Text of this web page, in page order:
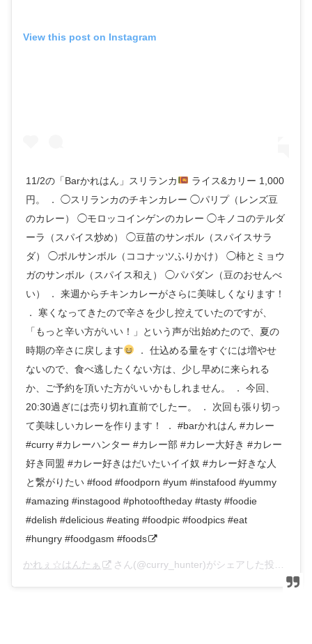
View this post on Instagram
11/2の「Barかれはん」スリランカ
ライス&カリー 1,000
円。 ． ◯スリランカのチキンカレー ◯パリプ（レンズ豆
のカレー） ◯モロッコインゲンのカレー ◯キノコのテルダ
ーラ（スパイス炒め） ◯豆苗のサンボル（スパイスサラ
ダ） ◯ポルサンボル（ココナッツふりかけ） ◯柿とミョウ
ガのサンボル（スパイス和え） ◯パパダン（豆のおせんべ
い） ． 来週からチキンカレーがさらに美味しくなります！
． 寒くなってきたので辛さを少し控えていたのですが、
「もっと辛い方がいい！」という声が出始めたので、夏の
時期の辛さに戻します
． 仕込める量をすぐには増やせ
ないので、食べ逃したくない方は、少し早めに来られる
か、ご予約を頂いた方がいいかもしれません。 ． 今回、
20:30過ぎには売り切れ直前でしたー。 ． 次回も張り切っ
て美味しいカレーを作ります！ ． #barかれはん #カレー
#curry #カレーハンター #カレー部 #カレー大好き #カレー
好き同盟 #カレー好きはだいたいイイ奴 #カレー好きな人
と繋がりたい #food #foodporn #yum #instafood #yummy
#amazing #instagood #photooftheday #tasty #foodie
#delish #delicious #eating #foodpic #foodpics #eat
#hungry #foodgasm #foods
かれぇ☆はんたぁ さん(@curry_hunter)がシェアした投稿 –